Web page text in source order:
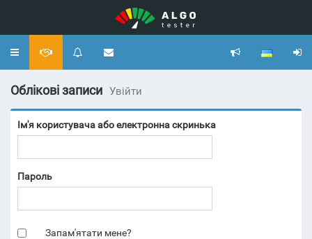
Toggle
Облікові записи Увійти
Ім'я користувача або електронна скринька
Пароль
Запам'ятати мене?